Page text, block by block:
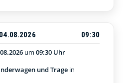
04.08.2026
09:30
um 09:30 Uhr
und Trage in